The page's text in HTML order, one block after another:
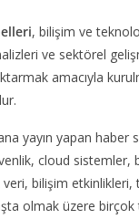
, bilişim ve
ve sektörel
amacıyla
yayın yapan haber
cloud sistemler,
bilişim
olmak üzere birçok